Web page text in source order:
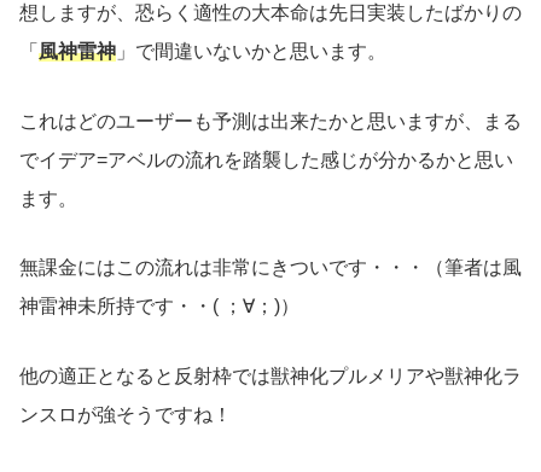
想しますが、恐らく適性の大本命は先日実装したばかりの
「 風神雷神 」で間違いないかと思います。
これはどのユーザーも予測は出来たかと思いますが、まる
でイデア=アベルの流れを踏襲した感じが分かるかと思い
ます。
無課金にはこの流れは非常にきついです・・・（筆者は風
神雷神未所持です・・( ；∀；)）
他の適正となると反射枠では獣神化プルメリアや獣神化ラ
ンスロが強そうですね！